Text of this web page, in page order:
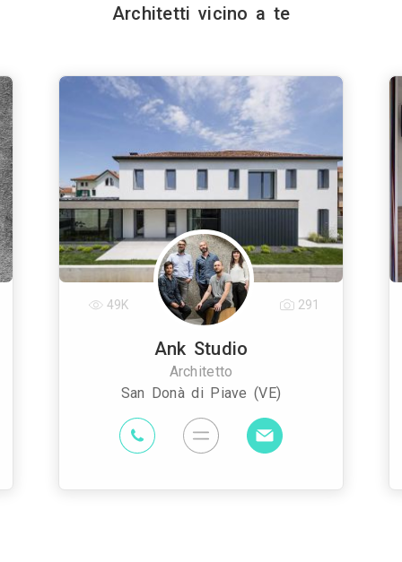
Architetti vicino a te
Ank Studio
Architetto
San Donà di Piave (VE)
49K 291